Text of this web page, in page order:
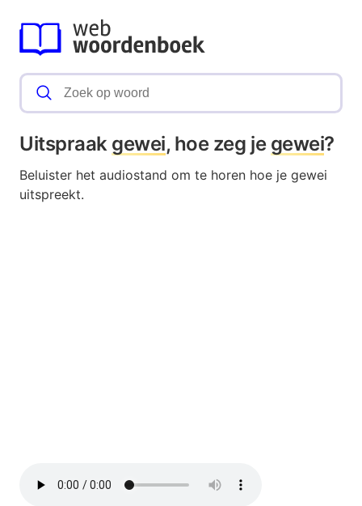
Uitspraak gewei, hoe zeg je gewei?
Beluister het audiostand om te horen hoe je gewei
uitspreekt.